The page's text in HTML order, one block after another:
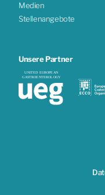
Medien
Stellenangebote
Unsere Partner